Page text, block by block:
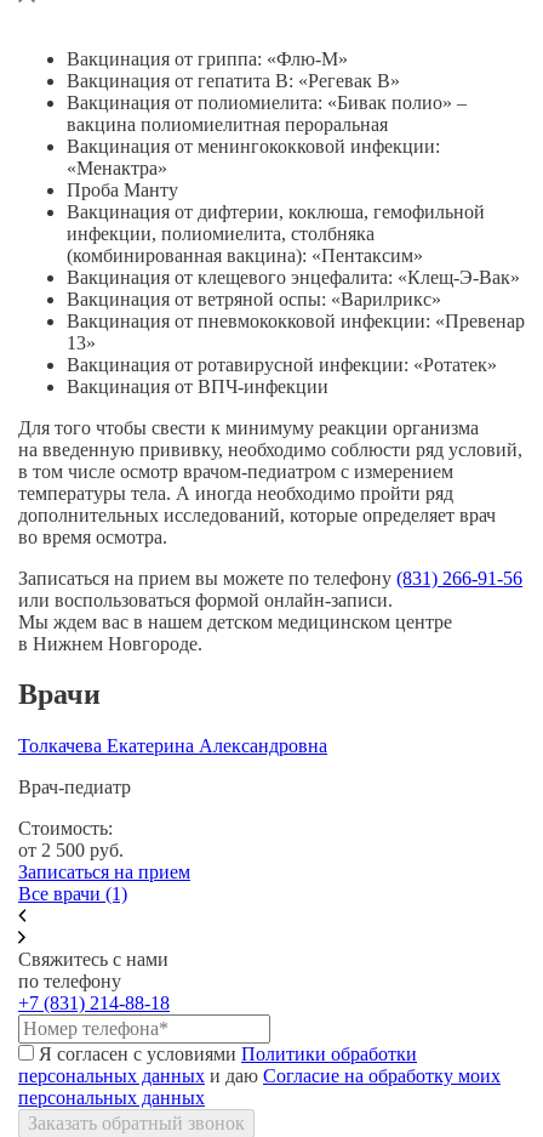
Вакцинация от гриппа: «Флю-М»
Вакцинация от гепатита B: «Регевак В»
Вакцинация от полиомиелита: «Бивак полио» –
вакцина полиомиелитная пероральная
Вакцинация от менингококковой инфекции:
«Менактра»
Проба Манту
Вакцинация от дифтерии, коклюша, гемофильной
инфекции, полиомиелита, столбняка
(комбинированная вакцина): «Пентаксим»
Вакцинация от клещевого энцефалита: «Клещ-Э-Вак»
Вакцинация от ветряной оспы: «Варилрикс»
Вакцинация от пневмококковой инфекции: «Превенар
13»
Вакцинация от ротавирусной инфекции: «Ротатек»
Вакцинация от ВПЧ-инфекции
Для того чтобы свести к минимуму реакции организма
на введенную прививку, необходимо соблюсти ряд условий,
в том числе осмотр врачом-педиатром с измерением
температуры тела. А иногда необходимо пройти ряд
дополнительных исследований, которые определяет врач
во время осмотра.
Записаться на прием вы можете по телефону (831) 266-91-56
или воспользоваться формой онлайн-записи.
Мы ждем вас в нашем детском медицинском центре
в Нижнем Новгороде.
Врачи
Толкачева Екатерина Александровна
Врач-педиатр
Стоимость:
от 2 500 руб.
Записаться на прием
Все врачи (1)
Свяжитесь с нами
по телефону
+7 (831) 214-88-18
Я согласен с условиями Политики обработки
персональных данных и даю Согласие на обработку моих
персональных данных
Заказать обратный звонок